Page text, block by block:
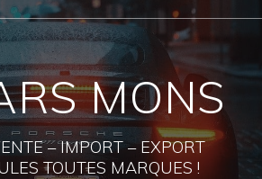
MONS
– IMPORT – EXPORT
TOUTES MARQUES !